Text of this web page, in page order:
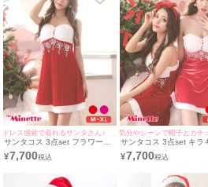
ドレス感覚で着れるサンタさん♪
サンタコス 3点set フラワーモ
チーフビジュー付きハートカッ
トベアキラキラ サンタ コスプ
チューシャ](M～XL)
¥7,700
サンタコス 3点set キラ
ジュー付きベア サンタ
レ [ワンピース+帽子+リ
¥7,700